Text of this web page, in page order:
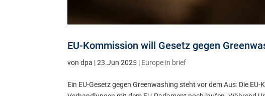
EU-Kommission will Gesetz gegen
vondpa |23.Jun 2025 | Europe in brief
Ein EU-Gesetz gegen Greenwashing steht vor dem Aus: Die